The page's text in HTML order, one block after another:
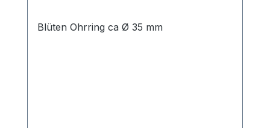
Blüten Ohrring ca Ø 35 mm